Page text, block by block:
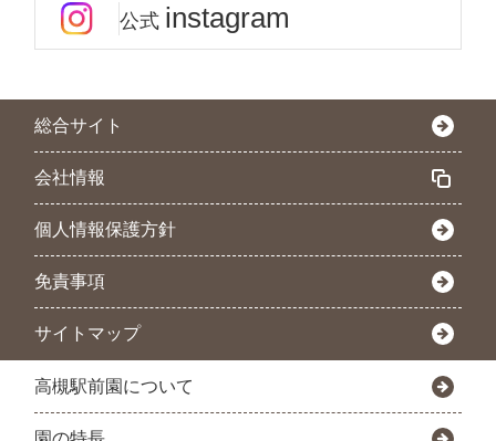
公式 instagram
総合サイト
会社情報
個人情報保護方針
免責事項
サイトマップ
高槻駅前園について